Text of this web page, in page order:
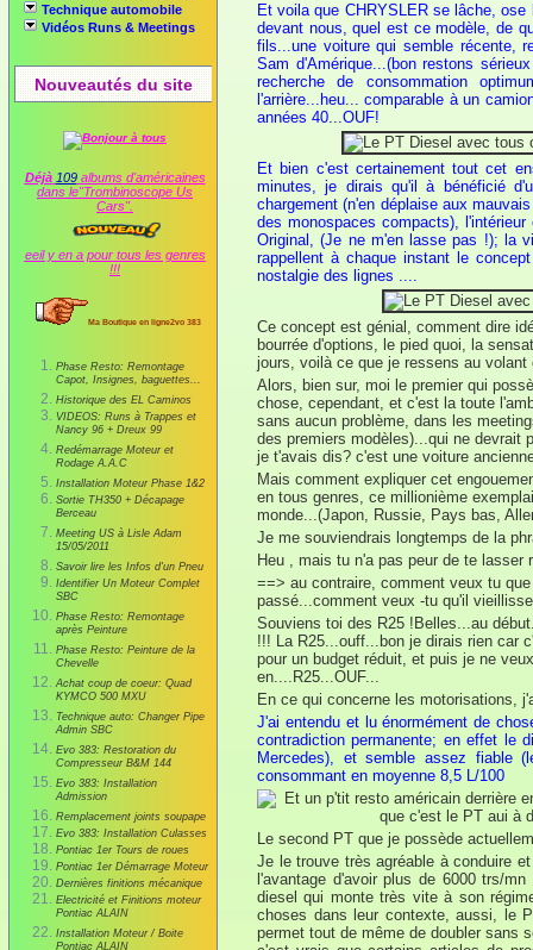
Technique automobile
Vidéos Runs & Meetings
Nouveautés du site
Déjà 109albums d'américaines
dans le"Trombinoscope Us
Cars".
eeil y en a pour tous les genres
!!!
Ma Boutique en ligne2vo 383
Phase Resto: Remontage
Capot, Insignes, baguettes...
Historique des EL Caminos
VIDEOS: Runs à Trappes et
Nancy 96 + Dreux 99
Redémarrage Moteur et
Rodage A.A.C
Installation Moteur Phase 1&2
Sortie TH350 + Décapage
Berceau
Meeting US à Lisle Adam
15/05/2011
Savoir lire les Infos d'un Pneu
Identifier Un Moteur Complet
SBC
Phase Resto: Remontage
après Peinture
Phase Resto: Peinture de la
Chevelle
Achat coup de coeur: Quad
KYMCO 500 MXU
Technique auto: Changer Pipe
Admin SBC
Evo 383: Restoration du
Compresseur B&M 144
Evo 383: Installation
Admission
Remplacement joints soupape
Evo 383: Installation Culasses
Pontiac 1er Tours de roues
Pontiac 1er Démarrage Moteur
Dernières finitions mécanique
Electricité et Finitions moteur
Pontiac ALAIN
Installation Moteur / Boite
Et voila que CHRYSLER se lâche,
devant nous, quel est ce modèle, de
fils...une voiture qui semble récente,
Sam d'Amérique...(bon restons
recherche de consommation
l'arrière...heu... comparable à un
années 40...OUF!
Et bien c'est certainement tout cet
minutes, je dirais qu'il à bénéficié
chargement (n'en déplaise aux
des monospaces compacts),
Original, (Je ne m'en lasse pas !); la
rappellent à chaque instant le
nostalgie des lignes ....
Ce concept est génial, comment dire
bourrée d'options, le pied quoi, la
jours, voilà ce que je ressens au
Alors, bien sur, moi le premier qui
chose, cependant, et c'est la toute
sans aucun problème, dans les
des premiers modèles)...qui ne devrait
je t'avais dis? c'est une voiture
Mais comment expliquer cet
en tous genres, ce millionième
monde...(Japon, Russie, Pays bas,
Je me souviendrais longtemps de la
Heu , mais tu n'a pas peur de te lasser
==> au contraire, comment veux tu
passé...comment veux -tu qu'il
Souviens toi des R25 !Belles...au
!!! La R25...ouff...bon je dirais rien car
pour un budget réduit, et puis je ne
en....R25...OUF...
En ce qui concerne les motorisations,
J'ai entendu et lu énormément de
contradiction permanente; en effet le
Mercedes), et semble assez fiable
consommant en moyenne 8,5 L/100
Le second PT que je possède
Je le trouve très agréable à conduire
l'avantage d'avoir plus de 6000 trs/
diesel qui monte très vite à son
choses dans leur contexte, aussi, le
permet tout de même de doubler sans